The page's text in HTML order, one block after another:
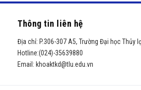
Thông tin liên hệ
Địa chỉ: P.306-307 A5, Trường Đại học Thủy
Hotline:(024)-35639880
Email: khoaktkd@tlu.edu.vn